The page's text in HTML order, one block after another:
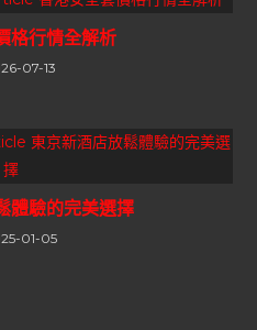
格行情全解析
07-13
體驗的完美選擇
01-05